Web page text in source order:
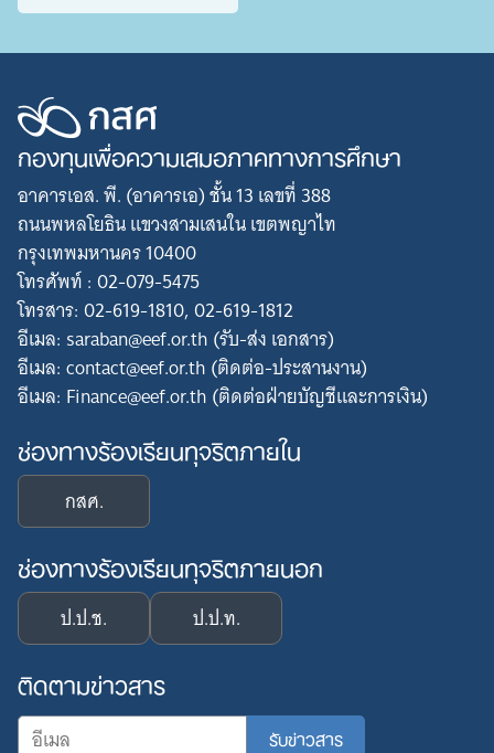
กองทุนเพื่อความเสมอภาคทางการศึกษา
อาคารเอส. พี. (อาคารเอ) ชั้น 13 เลขที่ 388
ถนนพหลโยธิน แขวงสามเสนใน เขตพญาไท
กรุงเทพมหานคร 10400
โทรศัพท์ : 02-079-5475
โทรสาร: 02-619-1810, 02-619-1812
อีเมล: saraban@eef.or.th (รับ-ส่ง เอกสาร)
อีเมล: contact@eef.or.th (ติดต่อ-ประสานงาน)
อีเมล: Finance@eef.or.th (ติดต่อฝ่ายบัญชีและการเงิน)
ช่องทางร้องเรียนทุจริตภายใน
กสศ.
ช่องทางร้องเรียนทุจริตภายนอก
ป.ป.ช. ป.ป.ท.
ติดตามข่าวสาร